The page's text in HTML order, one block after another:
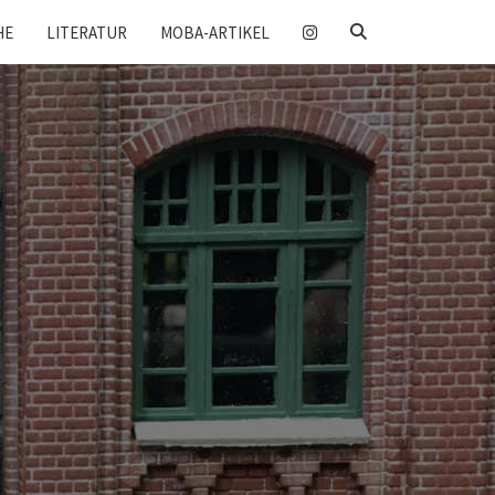
LITERATUR MOBA-ARTIKEL
SEARCH